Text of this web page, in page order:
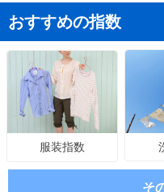
おすすめの指数
服装指数
そ